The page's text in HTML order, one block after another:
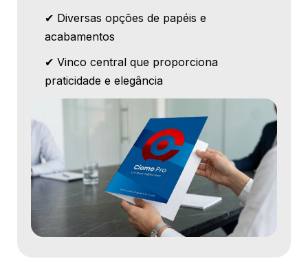
✔ Diversas opções de papéis e
acabamentos
✔ Vinco central que proporciona
praticidade e elegância